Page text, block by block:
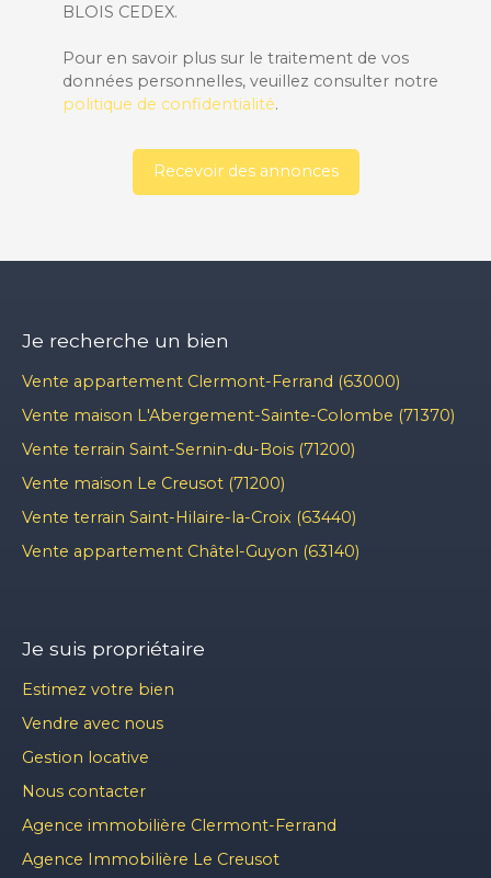
BLOIS CEDEX.
Pour en savoir plus sur le traitement de vos
données personnelles, veuillez consulter notre
politique de confidentialité.
Recevoir des annonces
Je recherche un bien
Vente appartement Clermont-Ferrand (63000)
Vente maison L'Abergement-Sainte-Colombe (71370)
Vente terrain Saint-Sernin-du-Bois (71200)
Vente maison Le Creusot (71200)
Vente terrain Saint-Hilaire-la-Croix (63440)
Vente appartement Châtel-Guyon (63140)
Je suis propriétaire
Estimez votre bien
Vendre avec nous
Gestion locative
Nous contacter
Agence immobilière Clermont-Ferrand
Agence Immobilière Le Creusot